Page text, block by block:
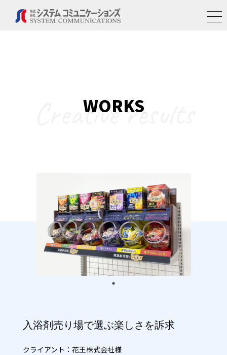
WORKS
Creative results
入浴剤売り場で選ぶ楽しさを訴求
クライアント：花王株式会社様